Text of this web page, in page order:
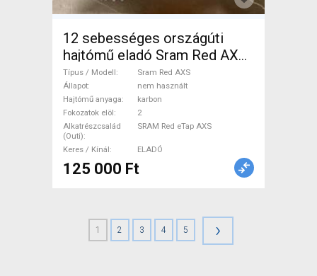
12 sebességes országúti
hajtómű eladó Sram Red AXS
Országúti / Gravel / Triatlon
Alkatrész, Országúti
Hajtásrendszer SRAM Red
eTap AXS nem használt
ELADÓ
Típus / Modell
Sram Red AXS
Állapot
nem használt
Hajtómű anyaga
karbon
Fokozatok elöl
2
Alkatrészcsalád
(Outi)
SRAM Red eTap AXS
Keres / Kínál ELADÓ
125 000 Ft
1 2 3 4 5 ›